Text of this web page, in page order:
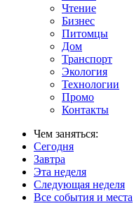
Чтение
Бизнес
Питомцы
Дом
Транспорт
Экология
Технологии
Промо
Контакты
Чем заняться:
Сегодня
Завтра
Эта неделя
Следующая неделя
Все события и места